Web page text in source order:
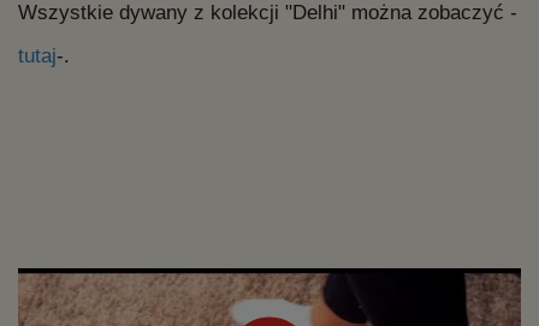
Wszystkie dywany z kolekcji "Delhi" można zobaczyć -
tutaj-.